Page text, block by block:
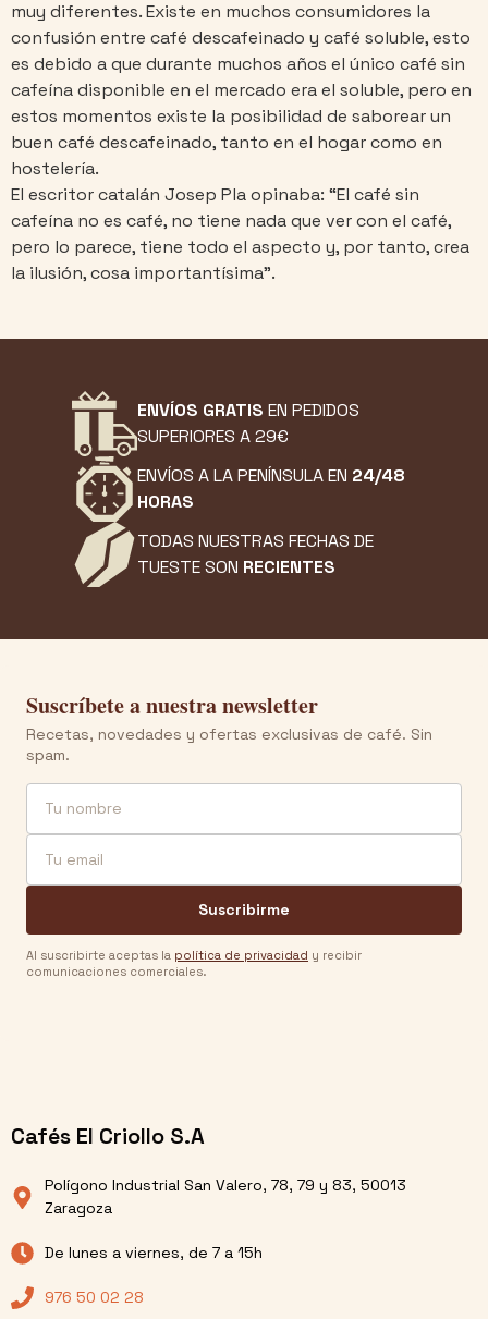
muy diferentes. Existe en muchos consumidores la
confusión entre café descafeinado y café soluble, esto
es debido a que durante muchos años el único café sin
cafeína disponible en el mercado era el soluble, pero en
estos momentos existe la posibilidad de saborear un
buen café descafeinado, tanto en el hogar como en
hostelería.
El escritor catalán Josep Pla opinaba: “El café sin
cafeína no es café, no tiene nada que ver con el café,
pero lo parece, tiene todo el aspecto y, por tanto, crea
la ilusión, cosa importantísima”.
ENVÍOS GRATIS EN PEDIDOS
SUPERIORES A 29€
ENVÍOS A LA PENÍNSULA EN 24/48
HORAS
TODAS NUESTRAS FECHAS DE
TUESTE SON RECIENTES
Suscríbete a nuestra newsletter
Recetas, novedades y ofertas exclusivas de café. Sin
spam.
Suscribirme
Al suscribirte aceptas la política de privacidad y recibir
comunicaciones comerciales.
Cafés El Criollo S.A
Polígono Industrial San Valero, 78, 79 y 83, 50013
Zaragoza
De lunes a viernes, de 7 a 15h
976 50 02 28